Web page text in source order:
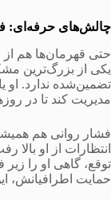
چالش‌های حرفه‌ای:
حتی قهرمان‌ها هم از
یکی از بزرگ‌ترین
تضمین‌شده ندارد. او
مدیریت کند تا در
فشار روانی هم
انتظارات از او بالا
توقع، گاهی او را زیر
حمایت اطرافیانش،